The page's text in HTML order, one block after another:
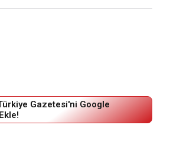
Gazetesi'ni Google